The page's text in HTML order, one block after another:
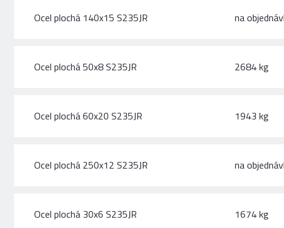
Ocel plochá 140x15 S235JR na
Ocel plochá 50x8 S235JR 2684 kg
Ocel plochá 60x20 S235JR 1943 kg
Ocel plochá 250x12 S235JR na
Ocel plochá 30x6 S235JR 1674 kg